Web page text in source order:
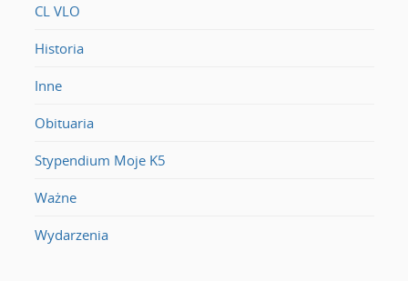
CL VLO
Historia
Inne
Obituaria
Stypendium Moje K5
Ważne
Wydarzenia